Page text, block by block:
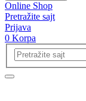
Online Shop
Pretražite sajt
Prijava
0 Korpa